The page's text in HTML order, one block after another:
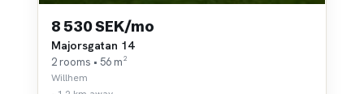
8 530 SEK/mo
Majorsgatan 14
2 rooms • 56 m²
Willhem